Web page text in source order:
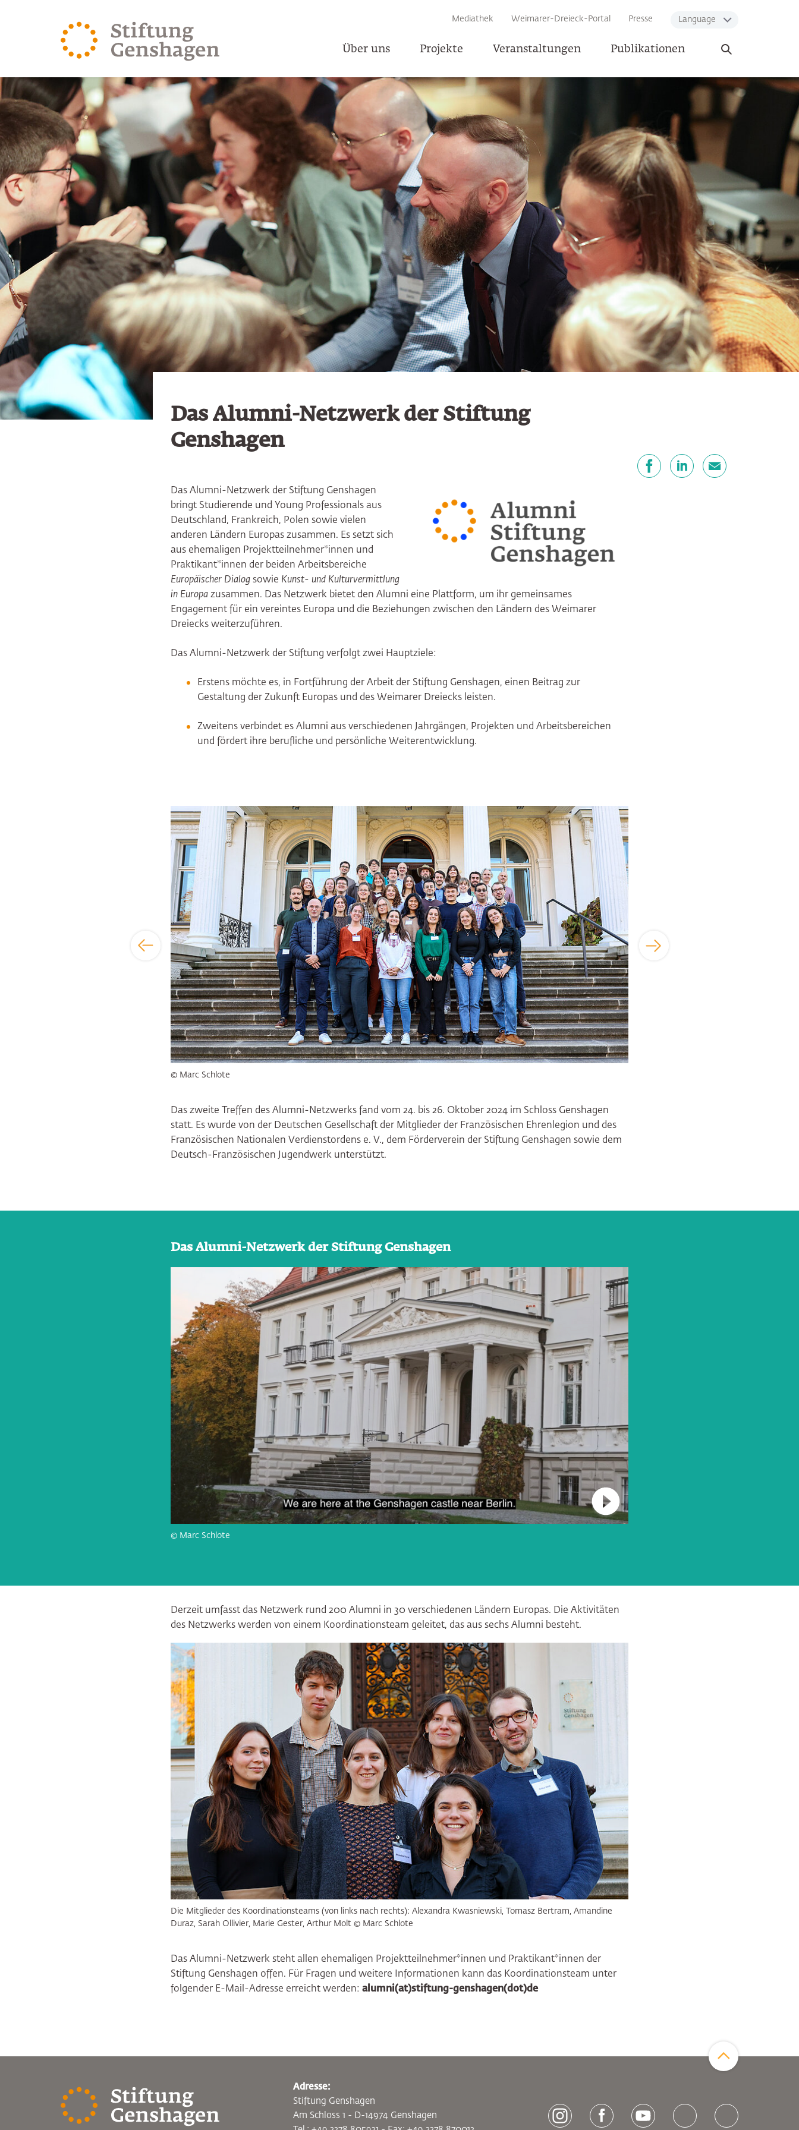
Mediathek Weimarer-Dreieck-Portal Presse Language
Über uns Projekte Veranstaltungen Publikationen
Suche
öffnen
Das Alumni-Netzwerk der Stiftung
Genshagen
Teilen
Das Alumni-Netzwerk der Stiftung Genshagen
bringt Studierende und Young Professionals aus
Deutschland, Frankreich, Polen sowie vielen
anderen Ländern Europas zusammen. Es setzt sich
aus ehemaligen Projektteilnehmer*innen und
Praktikant*innen der beiden Arbeitsbereiche
Europäischer Dialog sowie Kunst- und Kulturvermittlung
in Europa zusammen. Das Netzwerk bietet den Alumni eine Plattform, um ihr gemeinsames
Engagement für ein vereintes Europa und die Beziehungen zwischen den Ländern des Weimarer
Dreiecks weiterzuführen.
Das Alumni-Netzwerk der Stiftung verfolgt zwei Hauptziele:
Erstens möchte es, in Fortführung der Arbeit der Stiftung Genshagen, einen Beitrag zur
Gestaltung der Zukunft Europas und des Weimarer Dreiecks leisten.
Zweitens verbindet es Alumni aus verschiedenen Jahrgängen, Projekten und Arbeitsbereichen
und fördert ihre berufliche und persönliche Weiterentwicklung.
Bildergalerie überspringen
© Marc Schlote
Das zweite Treffen des Alumni-Netzwerks fand vom 24. bis 26. Oktober 2024 im Schloss Genshagen
statt. Es wurde von der Deutschen Gesellschaft der Mitglieder der Französischen Ehrenlegion und des
Französischen Nationalen Verdienstordens e. V., dem Förderverein der Stiftung Genshagen sowie dem
Deutsch-Französischen Jugendwerk unterstützt.
Das Alumni-Netzwerk der Stiftung Genshagen
© Marc Schlote
Derzeit umfasst das Netzwerk rund 200 Alumni in 30 verschiedenen Ländern Europas. Die Aktivitäten
des Netzwerks werden von einem Koordinationsteam geleitet, das aus sechs Alumni besteht.
Die Mitglieder des Koordinationsteams (von links nach rechts): Alexandra Kwasniewski, Tomasz Bertram, Amandine
Duraz, Sarah Ollivier, Marie Gester, Arthur Molt © Marc Schlote
Das Alumni-Netzwerk steht allen ehemaligen Projektteilnehmer*innen und Praktikant*innen der
Stiftung Genshagen offen. Für Fragen und weitere Informationen kann das Koordinationsteam unter
folgender E-Mail-Adresse erreicht werden: alumni(at)stiftung-genshagen(dot)de
[socialLinksTitle]
Adresse:
Stiftung Genshagen
Am Schloss 1 - D-14974 Genshagen